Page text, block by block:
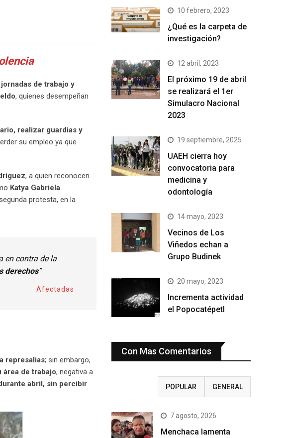
de trabajo y
, quienes desempeñan
realizar guardias y
su empleo ya que
, a quien reconocen
Katya Gabriela
protesta, en la
en contra de la
derechos”
Afectadas
represalias; sin embargo,
de trabajo, negativa a
abril, sin percibir
10 febrero, 2023
¿Qué es la carpeta de
investigación?
12 abril, 2023
El próximo 19 de abril
se realizará el 1er
Simulacro Nacional
2023
19 septiembre, 2025
UAEH cierra hoy
convocatoria para
medicina y
odontología
14 mayo, 2023
Vecinos de Los
Viñedos echan a
Grupo Budinek
20 mayo, 2023
Incrementa actividad
el Popocatépetl
Con Mas Comentarios
POPULAR GENERAL
7 agosto, 2026
Menchaca lamenta